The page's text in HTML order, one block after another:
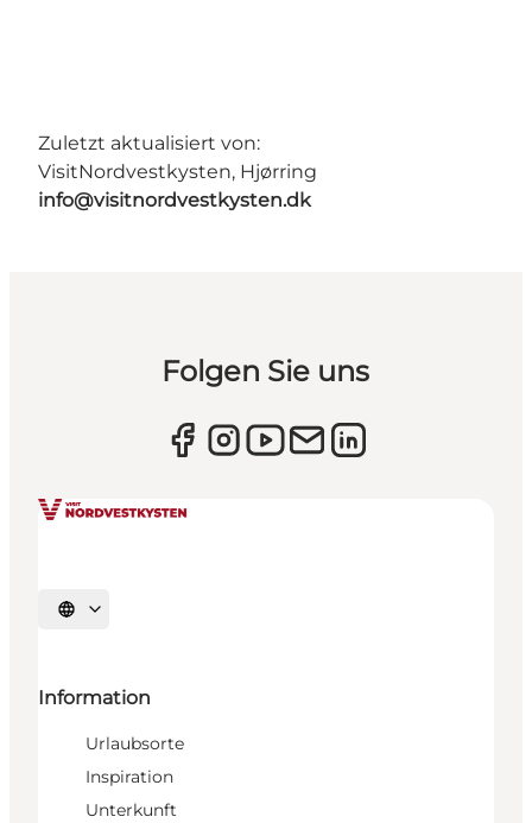
Zuletzt aktualisiert von:
VisitNordvestkysten, Hjørring
info@visitnordvestkysten.dk
Folgen Sie uns
Sprache auswählen
Information
Urlaubsorte
Inspiration
Unterkunft